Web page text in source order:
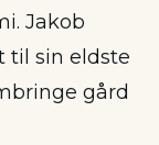
Jakob
til sin eldste
gård